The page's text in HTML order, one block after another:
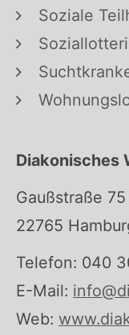
Soziale
Diakonisches
Gaußstraße 75
22765
Telefon: 040
E-Mail:
Web: